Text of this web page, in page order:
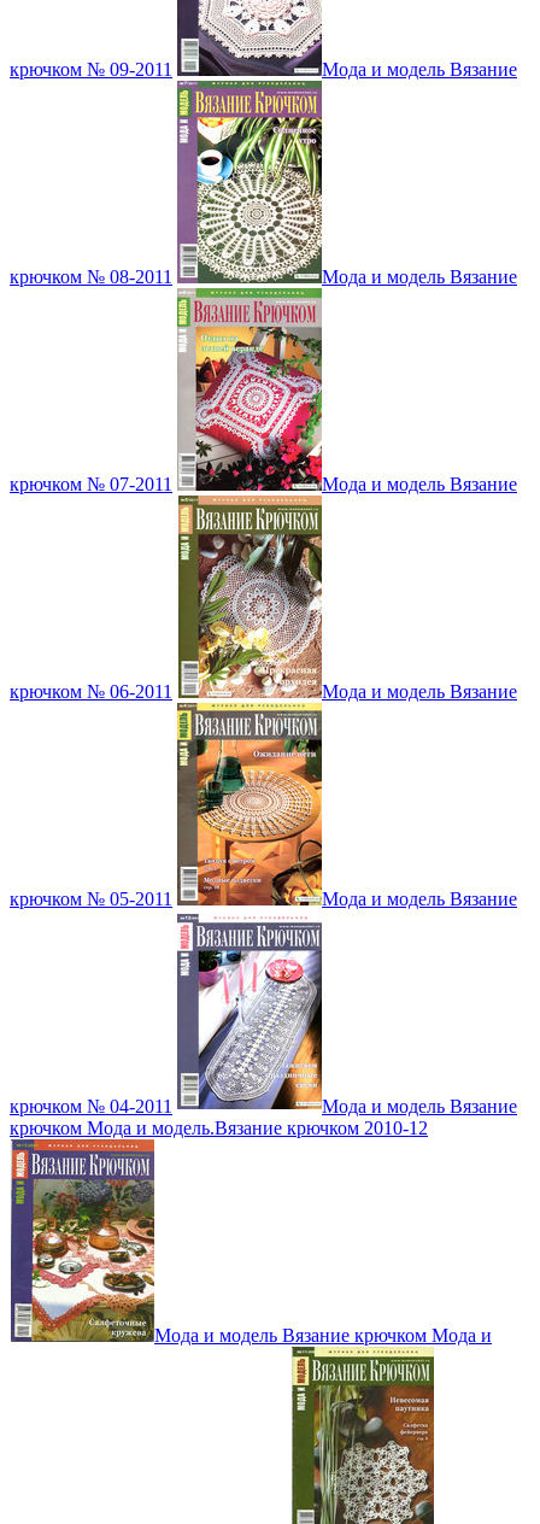
крючком № 09-2011 Мода и модель Вязание
крючком № 08-2011 Мода и модель Вязание
крючком № 07-2011 Мода и модель Вязание
крючком № 06-2011 Мода и модель Вязание
крючком № 05-2011 Мода и модель Вязание
крючком № 04-2011
Мода и модель Вязание
крючком Мода и модель.Вязание крючком 2010-12
Мода и модель Вязание крючком Мода и